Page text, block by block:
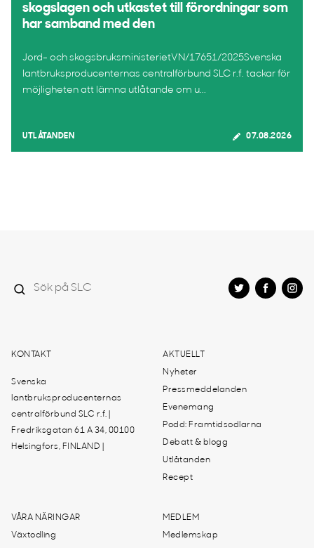
skogslagen och utkastet till förordningar som
har samband med den
Jord- och skogsbruksministerietVN/17651/2025Svenska
lantbruksproducenternas centralförbund SLC r.f. tackar för
möjligheten att lämna utlåtande om u...
UTLÅTANDEN 07.08.2026
KONTAKT
Svenska
lantbruksproducenternas
centralförbund SLC r.f. |
Fredriksgatan 61 A 34, 00100
Helsingfors, FINLAND |
AKTUELLT
Nyheter
Pressmeddelanden
Evenemang
Podd: Framtidsodlarna
Debatt & blogg
Utlåtanden
Recept
VÅRA NÄRINGAR
Växtodling
MEDLEM
Medlemskap